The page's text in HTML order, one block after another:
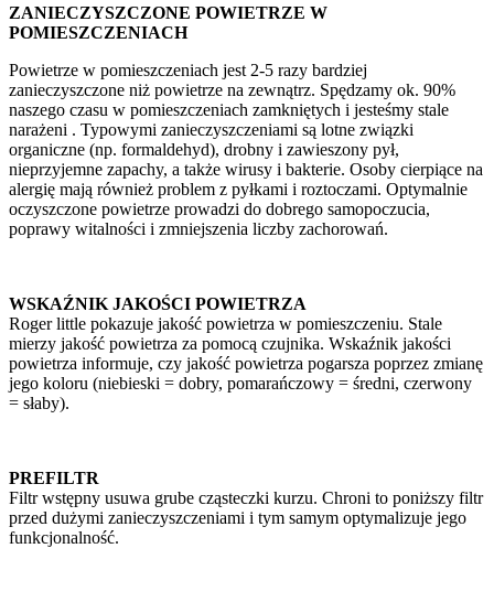
ZANIECZYSZCZONE POWIETRZE W
POMIESZCZENIACH
Powietrze w pomieszczeniach jest 2-5 razy bardziej
zanieczyszczone niż powietrze na zewnątrz. Spędzamy ok. 90%
naszego czasu w pomieszczeniach zamkniętych i jesteśmy stale
narażeni . Typowymi zanieczyszczeniami są lotne związki
organiczne (np. formaldehyd), drobny i zawieszony pył,
nieprzyjemne zapachy, a także wirusy i bakterie. Osoby cierpiące na
alergię mają również problem z pyłkami i roztoczami. Optymalnie
oczyszczone powietrze prowadzi do dobrego samopoczucia,
poprawy witalności i zmniejszenia liczby zachorowań.
WSKAŹNIK JAKOŚCI POWIETRZA
Roger little pokazuje jakość powietrza w pomieszczeniu. Stale
mierzy jakość powietrza za pomocą czujnika. Wskaźnik jakości
powietrza informuje, czy jakość powietrza pogarsza poprzez zmianę
jego koloru (niebieski = dobry, pomarańczowy = średni, czerwony
= słaby).
PREFILTR
Filtr wstępny usuwa grube cząsteczki kurzu. Chroni to poniższy filtr
przed dużymi zanieczyszczeniami i tym samym optymalizuje jego
funkcjonalność.